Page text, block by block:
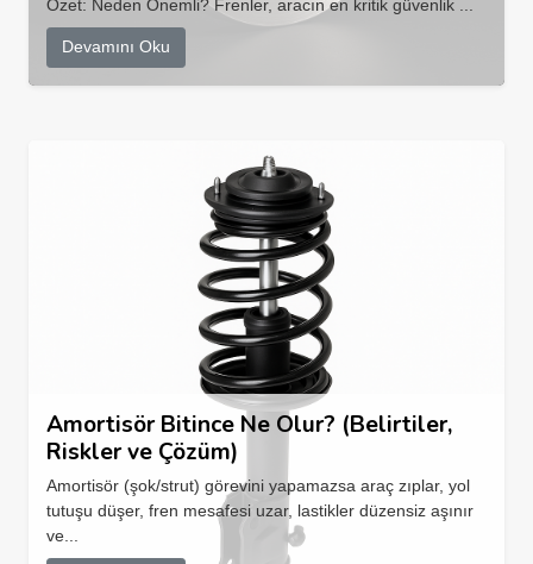
Özet: Neden Önemli? Frenler, aracın en kritik güvenlik ...
Devamını Oku
Amortisör Bitince Ne Olur? (Belirtiler,
Riskler ve Çözüm)
Amortisör (şok/strut) görevini yapamazsa araç zıplar, yol
tutuşu düşer, fren mesafesi uzar, lastikler düzensiz aşınır
ve...